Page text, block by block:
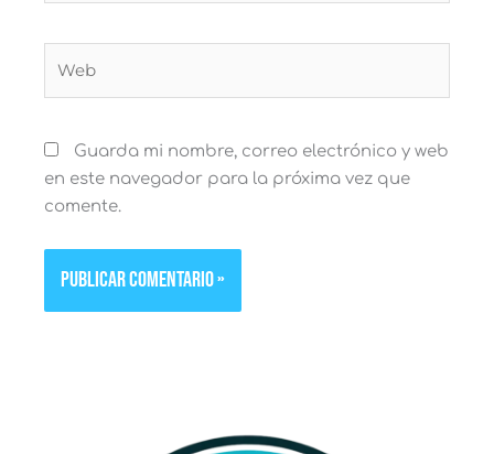
Guarda mi nombre, correo electrónico y web
en este navegador para la próxima vez que
comente.